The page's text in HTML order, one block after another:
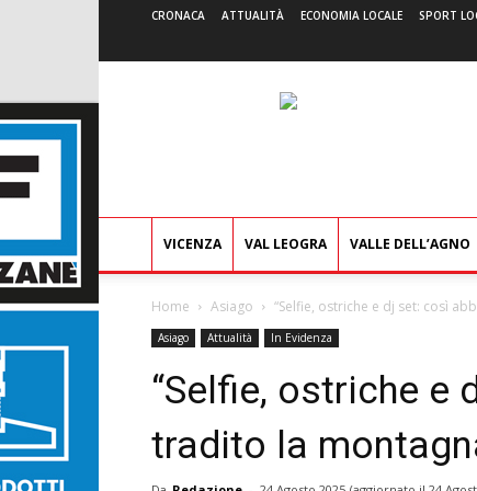
CRONACA ATTUALITÀ ECONOMIA LOCALE SPORT
VICENZA VAL LEOGRA VALLE DELL’AGNO
Home Asiago “Selfie, ostriche e dj set: così
Asiago Attualità In Evidenza
“Selfie, ostriche e
tradito la